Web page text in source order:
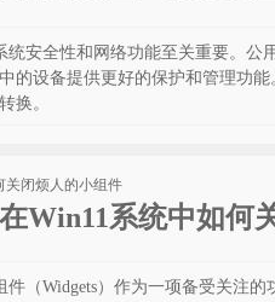
统安全性和网络功能至关重要。公
的设备提供更好的保护和管理功
换。
Win11系统中如何
件（Widgets）作为一项备受关注